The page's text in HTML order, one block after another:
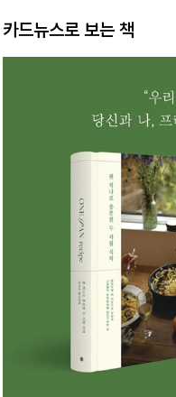
카드뉴스로 보는 책